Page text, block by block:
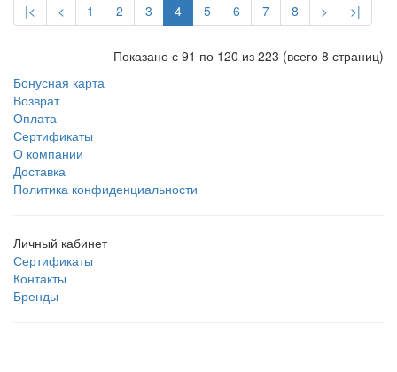
|< < 1 2 3 4 5 6 7 8 > >|
Показано с 91 по 120 из 223 (всего 8 страниц)
Бонусная карта
Возврат
Оплата
Сертификаты
О компании
Доставка
Политика конфиденциальности
Личный кабинет
Сертификаты
Контакты
Бренды